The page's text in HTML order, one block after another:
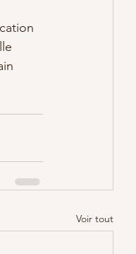
Voir tout